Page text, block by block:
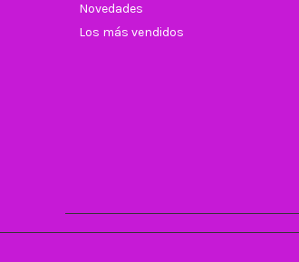
Novedades
Los más vendidos